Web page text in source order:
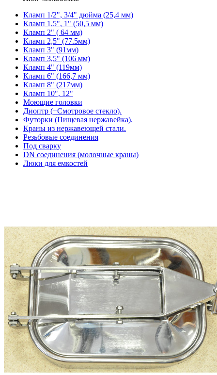
Кламп 1/2", 3/4" дюйма (25,4 мм)
Кламп 1,5", 1" (50,5 мм)
Кламп 2" ( 64 мм)
Кламп 2,5" (77.5мм)
Кламп 3" (91мм)
Кламп 3,5" (106 мм)
Кламп 4" (119мм)
Кламп 6" (166,7 мм)
Кламп 8" (217мм)
Кламп 10", 12"
Моющие головки
Диоптр (+Смотровое стекло).
Футорки (Пищевая нержавейка).
Краны из нержавеющей стали.
Резьбовые соединения
Под сварку
DN соединения (молочные краны)
Люки для емкостей